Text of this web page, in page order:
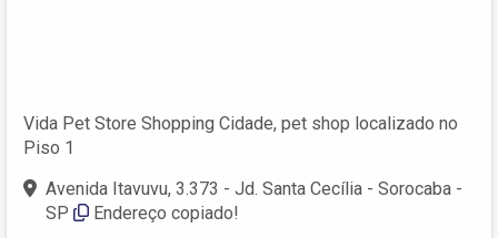
Vida Pet Store Shopping Cidade, pet shop localizado no
Piso 1
Avenida Itavuvu, 3.373 - Jd. Santa Cecília - Sorocaba -
SP
Endereço copiado!